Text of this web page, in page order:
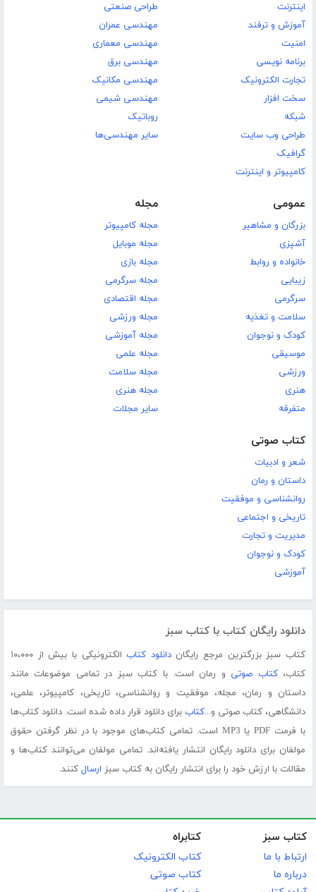
اینترنت
آموزش و ترفند
امنیت
برنامه نویسی
تجارت الکترونیک
سخت افزار
شبکه
طراحی وب سایت
گرافیک
کامپیوتر و اینترنت
طراحی صنعتی
مهندسی عمران
مهندسی معماری
مهندسی برق
مهندسی مکانیک
مهندسی شیمی
روباتیک
سایر مهندسی‌ها
عمومی
بزرگان و مشاهیر
آشپزی
خانواده و روابط
زیبایی
سرگرمی
سلامت و تغذیه
کودک و نوجوان
موسیقی
ورزشی
هنری
متفرقه
مجله
مجله کامپیوتر
مجله موبایل
مجله بازی
مجله سرگرمی
مجله اقتصادی
مجله ورزشی
مجله آموزشی
مجله علمی
مجله سلامت
مجله هنری
سایر مجلات
کتاب صوتی
شعر و ادبیات
داستان و رمان
روانشناسی و موفقیت
تاریخی و اجتماعی
مدیریت و تجارت
کودک و نوجوان
آموزشی
دانلود رایگان کتاب با کتاب سبز
کتاب سبز بزرگترین مرجع رایگاندانلود کتاب
الکترونیکی با بیش از ۱۰،۰۰۰
کتاب،کتاب صوتی و رمان است. با کتاب سبز در تمامی موضوعات مانند
داستان و رمان، مجله، موفقیت و روانشناسی، تاریخی، کامپیوتر، علمی،
دانشگاهی، کتاب صوتی و...کتاب برای دانلود قرار داده شده است. دانلود کتاب‌ها
با فرمت PDF یا MP3 است. تمامی کتاب‌های موجود با در نظر گرفتن حقوق
مولفان برای دانلود رایگان انتشار یافته‌اند. تمامی مولفان می‌توانند کتاب‌ها و
مقالات با ارزش خود را برای انتشار رایگان به کتاب سبز ارسال کنند.
کتاب سبز
ارتباط با ما
درباره ما
کتابراه
کتاب الکترونیک
کتاب صوتی